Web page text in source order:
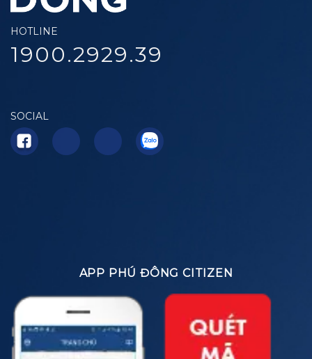
HOTLINE
1900.2929.39
SOCIAL
APP PHÚ ĐÔNG CITIZEN